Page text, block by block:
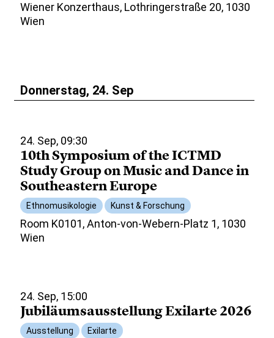
Wiener Konzerthaus, Lothringerstraße 20, 1030
Wien
Donnerstag, 24. Sep
24. Sep, 09:30
10th Symposium of the ICTMD
Study Group on Music and Dance in
Southeastern Europe
Ethnomusikologie Kunst & Forschung
Room K0101, Anton-von-Webern-Platz 1, 1030
Wien
24. Sep, 15:00
Jubiläumsausstellung Exilarte 2026
Ausstellung Exilarte